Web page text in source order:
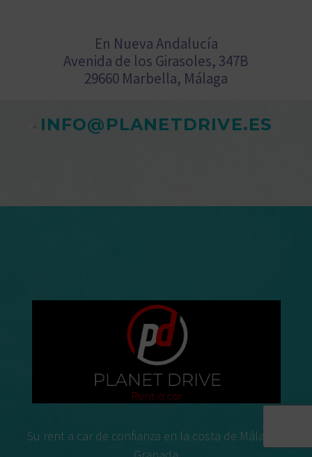
En Nueva Andalucía
Avenida de los Girasoles, 347B
29660 Marbella, Málaga
INFO@PLANETDRIVE.ES
Su rent a car de confianza en la costa de Málaga y